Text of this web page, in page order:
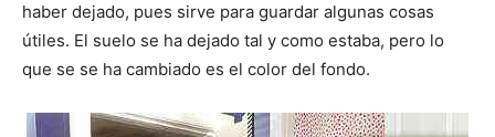
haber dejado, pues sirve para guardar algunas cosas
útiles. El suelo se ha dejado tal y como estaba, pero lo
que se se ha cambiado es el color del fondo.